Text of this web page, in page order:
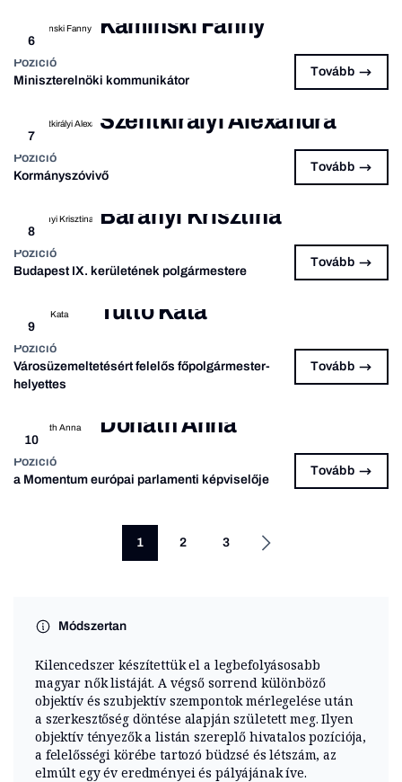
6
Kaminski Fanny
Pozíció
Miniszterelnöki kommunikátor
Tovább
7
Szentkirályi Alexandra
Pozíció
Kormányszóvivő
Tovább
8
Baranyi Krisztina
Pozíció
Budapest IX. kerületének polgármestere
Tovább
9
Tüttő Kata
Pozíció
Városüzemeltetésért felelős főpolgármester-
helyettes
Tovább
10
Donáth Anna
Pozíció
a Momentum európai parlamenti képviselője
Tovább
1 2 3
Módszertan
Kilencedszer készítettük el a legbefolyásosabb
magyar nők listáját. A végső sorrend különböző
objektív és szubjektív szempontok mérlegelése után
a szerkesztőség döntése alapján született meg. Ilyen
objektív tényezők a listán szereplő hivatalos pozíciója,
a felelősségi körébe tartozó büdzsé és létszám, az
elmúlt egy év eredményei és pályájának íve.